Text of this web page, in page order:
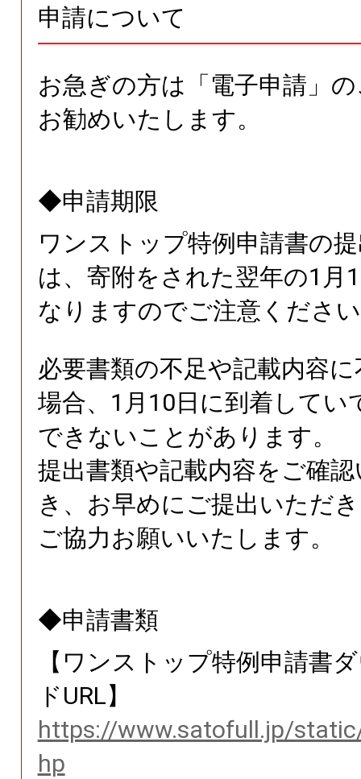
申請について
お急ぎの方は「電子申請」
お勧めいたします。
◆申請期限
ワンストップ特例申請書の
は、寄附をされた翌年の1月
なりますのでご注意くださ
必要書類の不足や記載内容
場合、1月10日に到着してい
できないことがあります。
提出書類や記載内容をご確
き、お早めにご提出いただ
ご協力お願いいたします。
◆申請書類
【ワンストップ特例申請書
ドURL】
https://www.satofull.jp/
hp